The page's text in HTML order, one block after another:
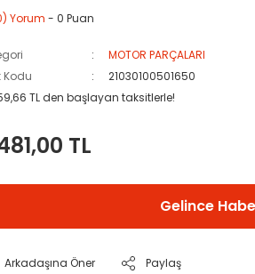
Yorum - 0 Puan
MOTOR PARÇALARI
Kodu
21030100501650
TL den başlayan taksitlerle!
TL
Gelince
Arkadaşına Öner Paylaş